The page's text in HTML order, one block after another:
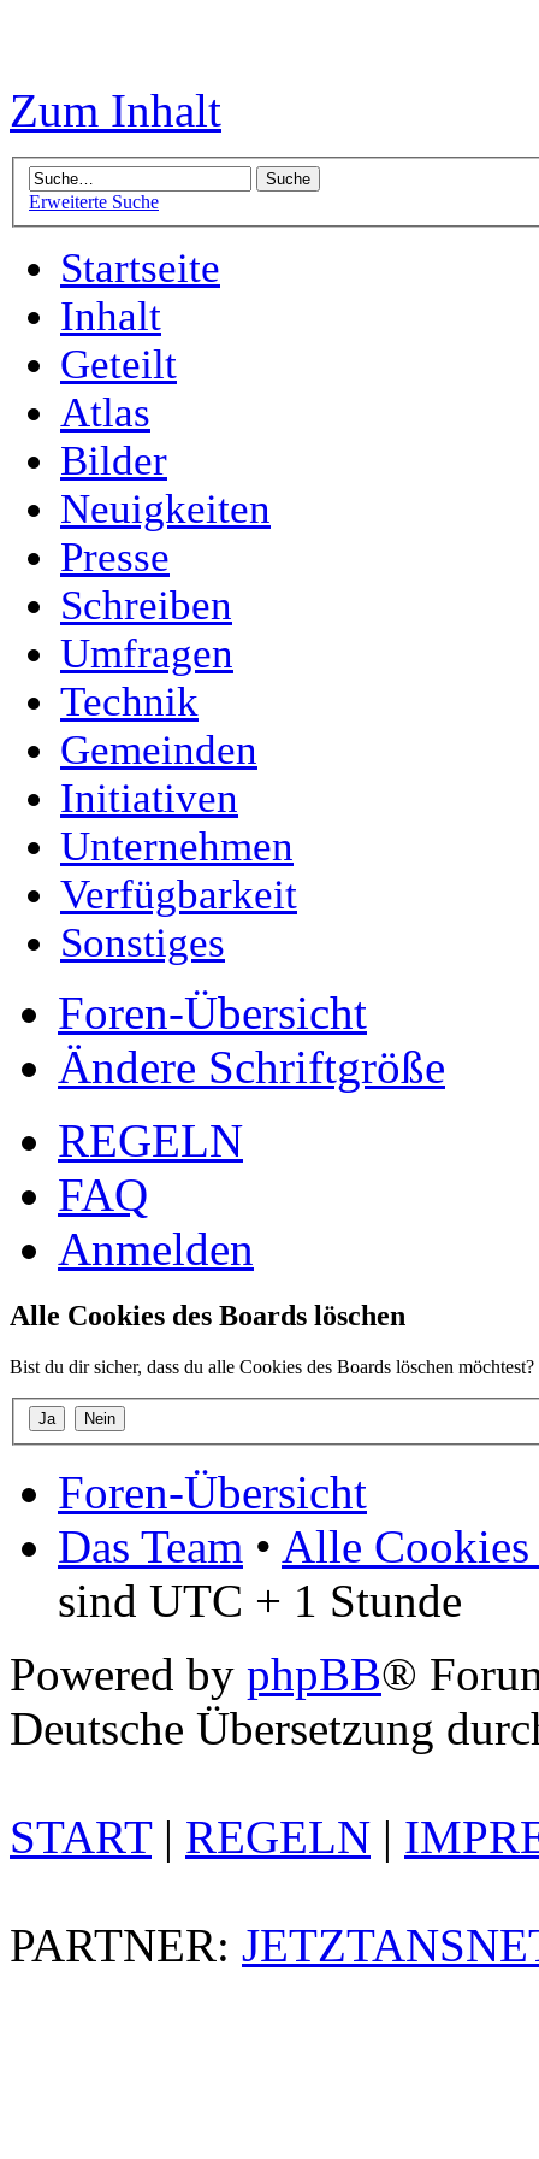
Zum Inhalt
Erweiterte Suche
Startseite
Inhalt
Geteilt
Atlas
Bilder
Neuigkeiten
Presse
Schreiben
Umfragen
Technik
Gemeinden
Initiativen
Unternehmen
Verfügbarkeit
Sonstiges
Foren-Übersicht
Ändere Schriftgröße
REGELN
FAQ
Anmelden
Alle Cookies des Boards löschen
Bist du dir sicher, dass du alle Cookies des Boards löschen möchtest?
Foren-Übersicht
Das Team • Alle Cookies
sind UTC + 1 Stunde
Powered by phpBB®
Deutsche Übersetzung
START| REGELN |
PARTNER: